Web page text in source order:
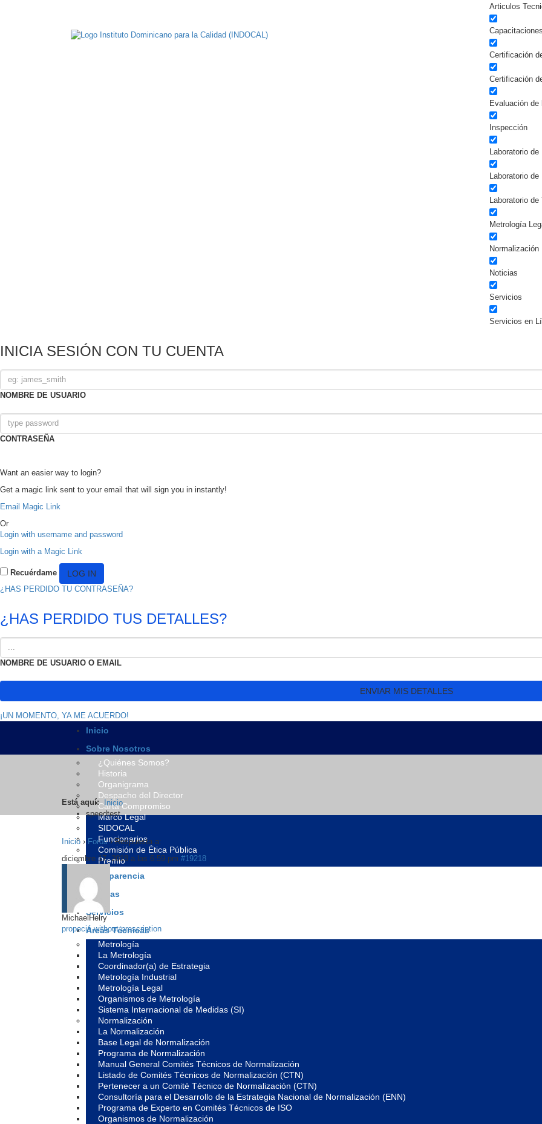
Articulos
Certificación
Certificación
Evaluación de
Inspección
Laboratorio
Laboratorio de
Laboratorio de
Metrología
Normalización
Noticias
Servicios
Servicios en
INICIA SESIÓN CON TU CUENTA
NOMBRE DE USUARIO
CONTRASEÑA
Want an easier way to login?
Get a magic link sent to your email that will sign you in instantly!
Email Magic Link
Or
Login with username and password
Login with a Magic Link
Recuérdame
¿HAS PERDIDO TU CONTRASEÑA?
¿HAS PERDIDO TUS DETALLES?
NOMBRE DE USUARIO O EMAIL
¡UN MOMENTO, YA ME ACUERDO!
Inicio
Sobre Nosotros
¿Quiénes Somos?
Historia
Organigrama
Despacho del Director
Carta Compromiso
Marco Legal
SIDOCAL
Funcionarios
Comisión de Ética Pública
Premio
Transparencia
Noticias
Servicios
Áreas Técnicas
Metrología
La Metrología
Coordinador(a) de Estrategia
Metrología Industrial
Metrología Legal
Organismos de Metrología
Sistema Internacional de Medidas (SI)
Normalización
La Normalización
Base Legal de Normalización
Programa de Normalización
Manual General Comités Técnicos de Normalización
Listado de Comités Técnicos de Normalización (CTN)
Pertenecer a un Comité Técnico de Normalización (CTN)
Consultoría para el Desarrollo de la Estrategia Nacional de Normalización (ENN)
Programa de Experto en Comités Técnicos de ISO
Organismos de Normalización
Está aquí: Inicio
speedtest
Inicio › Foros › Respuesta a:
diciembre 17, 2018 a las 6:59 pm #19218
MichaelHelry
propecia without prescription